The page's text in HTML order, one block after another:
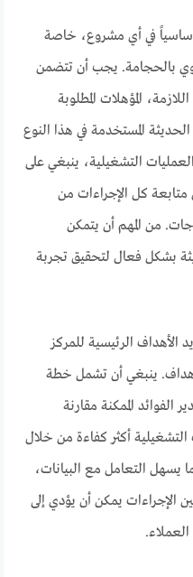
أساسياً في أي مشروع، خاصة
بالحجامة. يجب أن تتضمن
المؤهلات المطلوبة
المستخدمة في هذا النوع
التشغيلية، ينبغي على
متابعة كل الإجراءات من
من المهم أن يتمكن
بشكل فعال لتحقيق تجربة
الرئيسية للمركز
ينبغي أن تشمل خطة
الممكنة مقارنة
أكثر كفاءة من خلال
يسهل التعامل مع البيانات،
الإجراءات يمكن أن يؤدي إلى